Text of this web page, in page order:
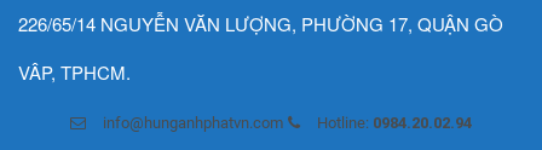
226/65/14 NGUYỄN VĂN LƯỢNG, PHƯỜNG 17, QUẬN GÒ
VÂP, TPHCM.
info@hunganhphatvn.com Hotline: 0984.20.02.94